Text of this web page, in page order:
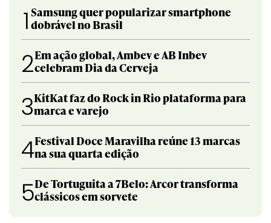
1 Samsung quer popularizar smartphone
dobrável no Brasil
2Em ação global, Ambev e AB Inbev
celebram Dia da Cerveja
3KitKat faz do Rock in Rio plataforma para
marca e varejo
4Festival Doce Maravilha reúne 13 marcas
na sua quarta edição
5De Tortuguita a 7Belo: Arcor transforma
clássicos em sorvete